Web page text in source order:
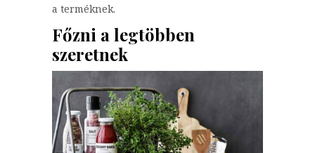
a terméknek.
Főzni a legtöbben
szeretnek